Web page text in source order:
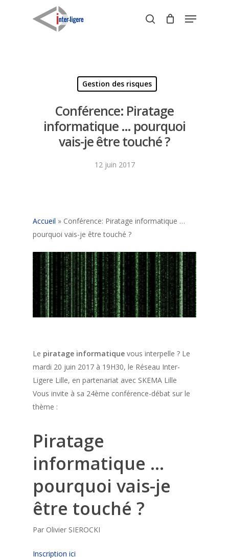
search
Menu
Gestion des risques
Conférence: Piratage
informatique … pourquoi
vais-je être touché ?
12 juin 2017
Accueil » Conférence: Piratage informatique …
pourquoi vais-je être touché ?
Le piratage informatique vous interpelle ? Le
mardi 20 juin 2017 à 19H30, le Réseau Inter-
Ligere Lille, en partenariat avec SKEMA Lille
Vous invite à sa 24ème conférence-débat sur le
thème :
Piratage
informatique …
pourquoi vais-je
être touché ?
Par Olivier SIEROCKI
Inscription ici